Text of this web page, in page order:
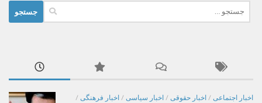
برای:
اخبار اجتماعی / اخبار حقوقی / اخبار سیاسی / اخبار فرهنگی /